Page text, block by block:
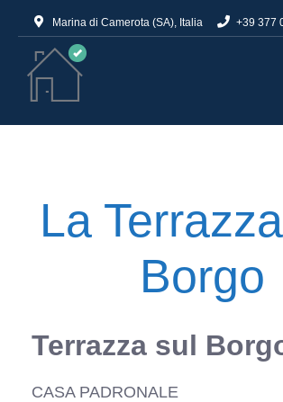
Marina di Camerota (SA), Italia +39 377
La
Borgo
Terrazza sul
CASA PADRONALE